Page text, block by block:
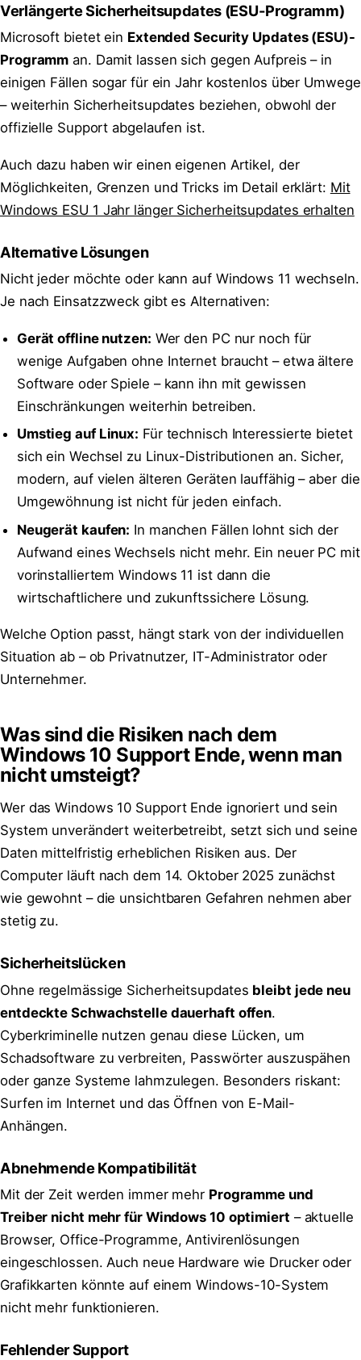
Verlängerte Sicherheitsupdates (ESU-Programm)
Microsoft bietet ein Extended Security Updates (ESU)-
Programm an. Damit lassen sich gegen Aufpreis – in
einigen Fällen sogar für ein Jahr kostenlos über Umwege
– weiterhin Sicherheitsupdates beziehen, obwohl der
offizielle Support abgelaufen ist.
Auch dazu haben wir einen eigenen Artikel, der
Möglichkeiten, Grenzen und Tricks im Detail erklärt: Mit
Windows ESU 1 Jahr länger Sicherheitsupdates erhalten
Alternative Lösungen
Nicht jeder möchte oder kann auf Windows 11 wechseln.
Je nach Einsatzzweck gibt es Alternativen:
Gerät offline nutzen: Wer den PC nur noch für
wenige Aufgaben ohne Internet braucht – etwa ältere
Software oder Spiele – kann ihn mit gewissen
Einschränkungen weiterhin betreiben.
Umstieg auf Linux: Für technisch Interessierte bietet
sich ein Wechsel zu Linux-Distributionen an. Sicher,
modern, auf vielen älteren Geräten lauffähig – aber die
Umgewöhnung ist nicht für jeden einfach.
Neugerät kaufen: In manchen Fällen lohnt sich der
Aufwand eines Wechsels nicht mehr. Ein neuer PC mit
vorinstalliertem Windows 11 ist dann die
wirtschaftlichere und zukunftssichere Lösung.
Welche Option passt, hängt stark von der individuellen
Situation ab – ob Privatnutzer, IT-Administrator oder
Unternehmer.
Was sind die Risiken nach dem
Windows 10 Support Ende, wenn man
nicht umsteigt?
Wer das Windows 10 Support Ende ignoriert und sein
System unverändert weiterbetreibt, setzt sich und seine
Daten mittelfristig erheblichen Risiken aus. Der
Computer läuft nach dem 14. Oktober 2025 zunächst
wie gewohnt – die unsichtbaren Gefahren nehmen aber
stetig zu.
Sicherheitslücken
Ohne regelmässige Sicherheitsupdates bleibt jede neu
entdeckte Schwachstelle dauerhaft offen.
Cyberkriminelle nutzen genau diese Lücken, um
Schadsoftware zu verbreiten, Passwörter auszuspähen
oder ganze Systeme lahmzulegen. Besonders riskant:
Surfen im Internet und das Öffnen von E-Mail-
Anhängen.
Abnehmende Kompatibilität
Mit der Zeit werden immer mehr Programme und
Treiber nicht mehr für Windows 10 optimiert – aktuelle
Browser, Office-Programme, Antivirenlösungen
eingeschlossen. Auch neue Hardware wie Drucker oder
Grafikkarten könnte auf einem Windows-10-System
nicht mehr funktionieren.
Fehlender Support